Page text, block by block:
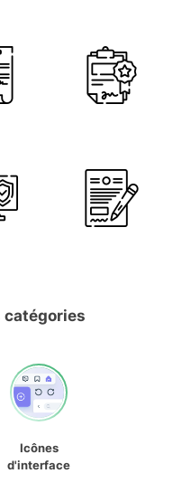
catégories
Icônes
d'interface